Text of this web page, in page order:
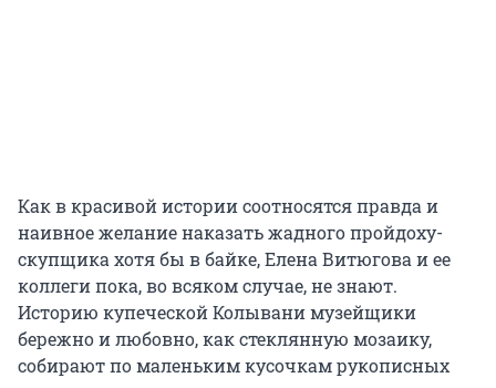
Как в красивой истории соотносятся правда и
наивное желание наказать жадного пройдоху-
скупщика хотя бы в байке, Елена Витюгова и ее
коллеги пока, во всяком случае, не знают.
Историю купеческой Колывани музейщики
бережно и любовно, как стеклянную мозаику,
собирают по маленьким кусочкам рукописных